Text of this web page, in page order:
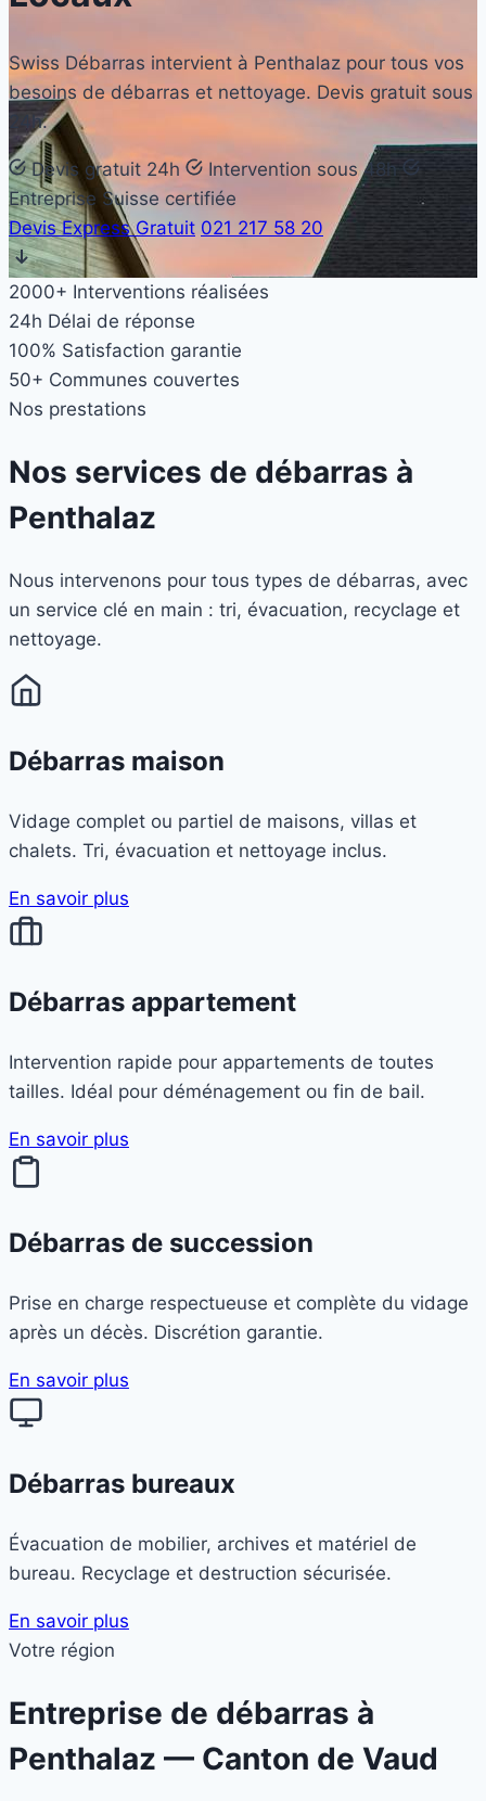
Swiss Débarras intervient à Penthalaz pour tous vos
besoins de débarras et nettoyage. Devis gratuit sous
24h.
Devis gratuit 24h
Intervention sous 48h
Entreprise Suisse certifiée
Devis Express Gratuit 021 217 58 20
2000+ Interventions réalisées
24h Délai de réponse
100% Satisfaction garantie
50+ Communes couvertes
Nos prestations
Nos services de débarras à
Penthalaz
Nous intervenons pour tous types de débarras, avec
un service clé en main : tri, évacuation, recyclage et
nettoyage.
Débarras maison
Vidage complet ou partiel de maisons, villas et
chalets. Tri, évacuation et nettoyage inclus.
En savoir plus
Débarras appartement
Intervention rapide pour appartements de toutes
tailles. Idéal pour déménagement ou fin de bail.
En savoir plus
Débarras de succession
Prise en charge respectueuse et complète du vidage
après un décès. Discrétion garantie.
En savoir plus
Débarras bureaux
Évacuation de mobilier, archives et matériel de
bureau. Recyclage et destruction sécurisée.
En savoir plus
Votre région
Entreprise de débarras à
Penthalaz — Canton de Vaud